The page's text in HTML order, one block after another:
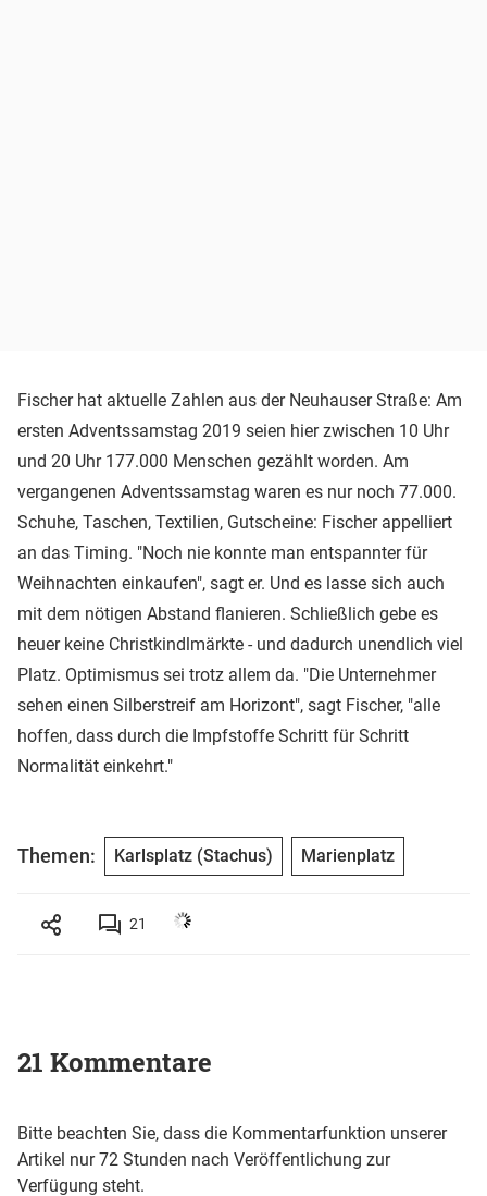
Fischer hat aktuelle Zahlen aus der Neuhauser Straße: Am
ersten Adventssamstag 2019 seien hier zwischen 10 Uhr
und 20 Uhr 177.000 Menschen gezählt worden. Am
vergangenen Adventssamstag waren es nur noch 77.000.
Schuhe, Taschen, Textilien, Gutscheine: Fischer appelliert
an das Timing. "Noch nie konnte man entspannter für
Weihnachten einkaufen", sagt er. Und es lasse sich auch
mit dem nötigen Abstand flanieren. Schließlich gebe es
heuer keine Christkindlmärkte - und dadurch unendlich viel
Platz. Optimismus sei trotz allem da. "Die Unternehmer
sehen einen Silberstreif am Horizont", sagt Fischer, "alle
hoffen, dass durch die Impfstoffe Schritt für Schritt
Normalität einkehrt."
Themen: Karlsplatz (Stachus) Marienplatz
21
21 Kommentare
Bitte beachten Sie, dass die Kommentarfunktion unserer
Artikel nur 72 Stunden nach Veröffentlichung zur
Verfügung steht.